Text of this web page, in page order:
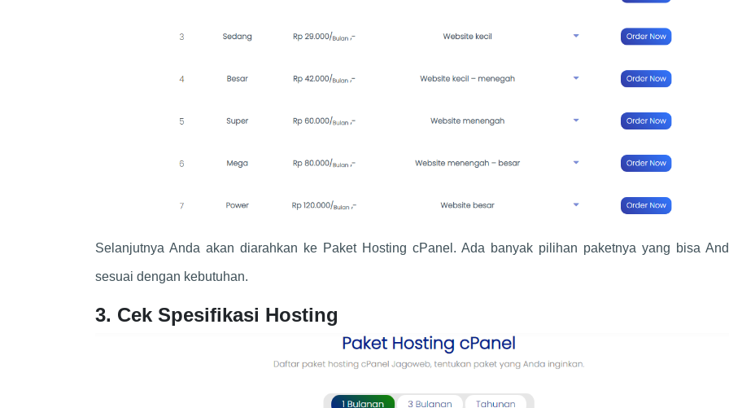
Selanjutnya Anda akan diarahkan ke Paket Hosting cPanel. Ada banyak pilihan paketnya yang bisa
sesuai dengan kebutuhan.
3. Cek Spesifikasi Hosting